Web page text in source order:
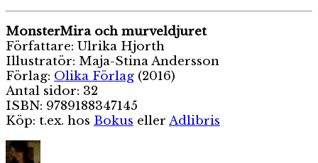
MonsterMira och murveldjuret
Författare: Ulrika Hjorth
Illustratör: Maja-Stina Andersson
Förlag: Olika Förlag (2016)
Antal sidor: 32
ISBN: 9789188347145
Köp: t.ex. hos Bokus eller Adlibris
Författare